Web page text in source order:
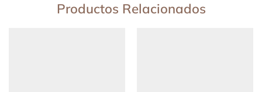
Productos Relacionados